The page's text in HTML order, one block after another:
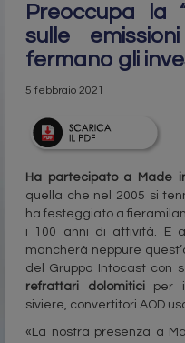
Preoccupa la
sulle
fermano gli
5 febbraio 2021
Ha partecipato a Made
quella che nel 2005 si
ha festeggiato a
i 100 anni di attività. E
mancherà neppure
del Gruppo Intocast con
refrattari dolomiticiper il
siviere, convertitori AOD
«La nostra presenza a